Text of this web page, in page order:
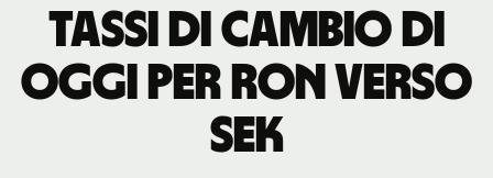
Tassi di cambio di
oggi per RON verso
SEK